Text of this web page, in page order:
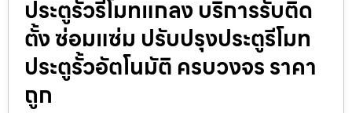
ประตูรั้วรีโมทแกลง บริการรับติด
ตั้ง ซ่อมแซ่ม ปรับปรุงประตูรีโมท
ประตูรั้วอัตโนมัติ ครบวงจร ราคา
ถูก